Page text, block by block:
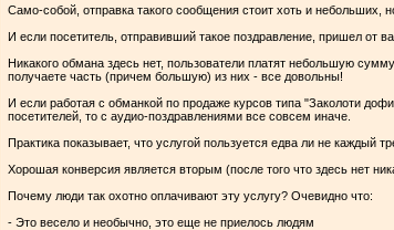
Само-собой, отправка такого сообщения стоит хоть и небольших,
И если посетитель, отправивший такое поздравление, пришел от
Никакого обмана здесь нет, пользователи платят небольшую
получаете часть (причем большую) из них - все довольны!
И если работая с обманкой по продаже курсов типа "Заколоти
посетителей, то с аудио-поздравлениями все совсем иначе.
Практика показывает, что услугой пользуется едва ли не каждый
Хорошая конверсия является вторым (после того что здесь нет
Почему люди так охотно оплачивают эту услугу? Очевидно что:
- Это весело и необычно, это еще не приелось людям